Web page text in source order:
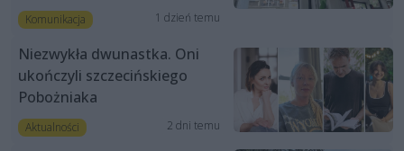
Komunikacja 1 dzień temu
Niezwykła dwunastka. Oni
ukończyli szczecińskiego
Pobożniaka
Aktualności 2 dni temu